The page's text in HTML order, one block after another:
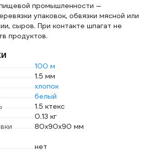
промышленности —
упаковок, обвязки мясной или
сыров. При контакте шпагат не
продуктов.
100 м
1.5 мм
хлопок
белый
1.5 ктекс
0.13 кг
80х90х90 мм
нет